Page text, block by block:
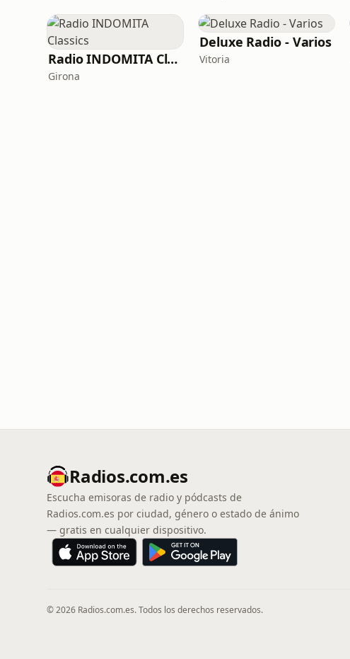
Radio INDOMITA Classics
Girona
Deluxe Radio - Varios
Vitoria
Radios.com.es
Escucha emisoras de radio y pódcasts de
Radios.com.es por ciudad, género o estado de ánimo
— gratis en cualquier dispositivo.
© 2026 Radios.com.es. Todos los derechos reservados.